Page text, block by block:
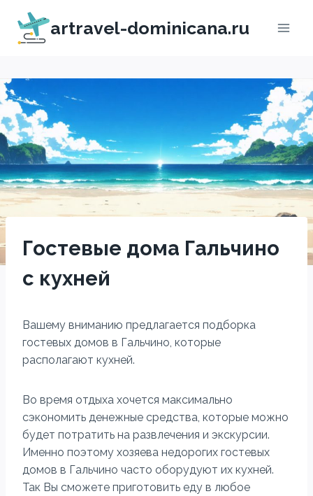
Перейти
содержимому
artravel-dominicana.ru
Гостевые дома Гальчино
с кухней
Вашему вниманию предлагается подборка
гостевых домов в Гальчино, которые
располагают кухней.
Во время отдыха хочется максимально
сэкономить денежные средства, которые можно
будет потратить на развлечения и экскурсии.
Именно поэтому хозяева недорогих гостевых
домов в Гальчино часто оборудуют их кухней.
Так Вы сможете приготовить еду в любое